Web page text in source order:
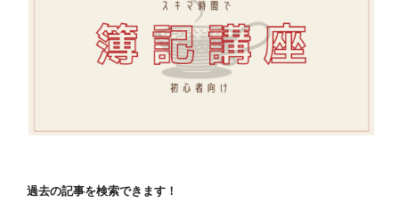
過去の記事を検索できます！